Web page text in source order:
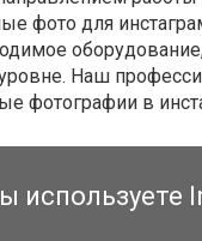
фото для
Наш
фотографии в
используете